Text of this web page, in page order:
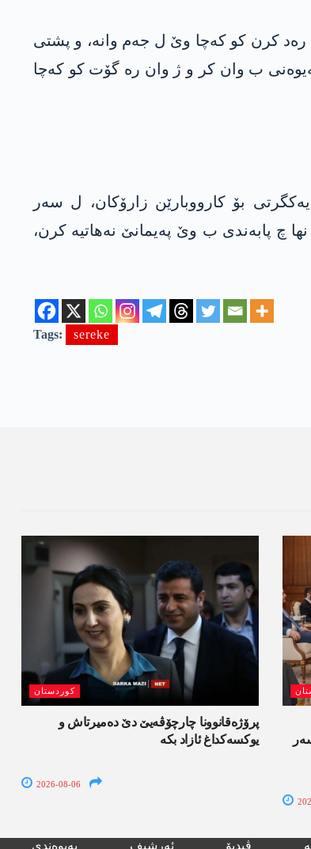
رەد کرن کو کەچا وێ ل جەم وانە، و پشتی
پەیوەنی ب وان کر و ژ وان رە گۆت کو کەچا
گامبا نوونەرا نەتەوێن یەکگرتی بۆ کارووبارێن زارۆکان، ل سەر
چ پابەندی ب وێ پەیمانێ نەھاتیە کرن،
Tags: sereke
کوردستان
پرۆژەقانوونا چارچۆڤەیێ دێ دەمیرتاش و
یوکسەکداغ ئازاد بکە
2026-08-06
پەیوەندی ئەرشیف ڤیدیۆ